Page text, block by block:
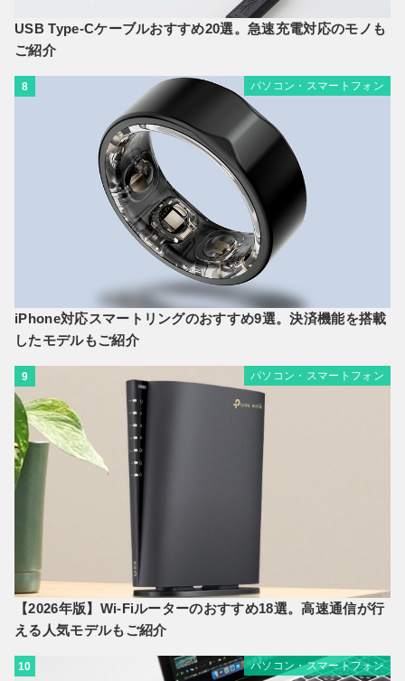
USB Type-Cケーブルおすすめ20選。急速充電対応のモノも
ご紹介
8 パソコン・スマートフォン
iPhone対応スマートリングのおすすめ9選。決済機能を搭載
したモデルもご紹介
9 パソコン・スマートフォン
【2026年版】Wi-Fiルーターのおすすめ18選。高速通信が行
える人気モデルもご紹介
10 パソコン・スマートフォン